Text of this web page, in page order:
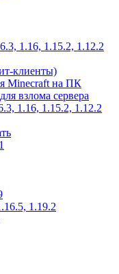
1.16, 1.15.2, 1.12.2
клиенты)
Minecraft на ПК
взлома сервера
1.16, 1.15.2, 1.12.2
1.19.2